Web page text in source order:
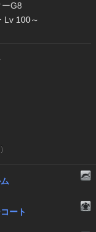
ーG8
Lv 100～
ート